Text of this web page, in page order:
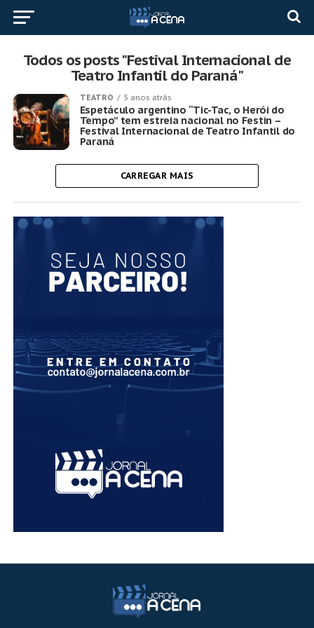
Todos os posts "Festival Internacional de
Teatro Infantil do Paraná"
TEATRO 5 anos atrás
Espetáculo argentino “Tic-Tac, o Herói do
Tempo” tem estreia nacional no Festin –
Festival Internacional de Teatro Infantil do
Paraná
CARREGAR MAIS